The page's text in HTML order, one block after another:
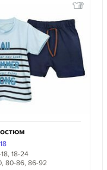
18-24
80-86, 86-92